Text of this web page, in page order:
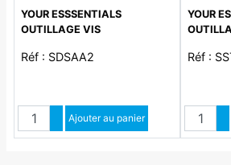
YOUR ESSSENTIALS
OUTILLAGE VIS
Réf : SDSAA2
QuantitéAugmenter quantité
Diminuer quantité
Ajouter au panier
YOUR
Réf :